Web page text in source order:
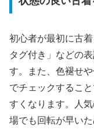
初心者が最初に古
タグ付き」などの
す。また、色褪せ
でチェックするこ
すくなります。人
場でも回転が早い